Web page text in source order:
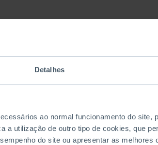
Detalhes
ao normal funcionamento do site,
a utilização de outro tipo de cookies, que
do site ou apresentar as melhores